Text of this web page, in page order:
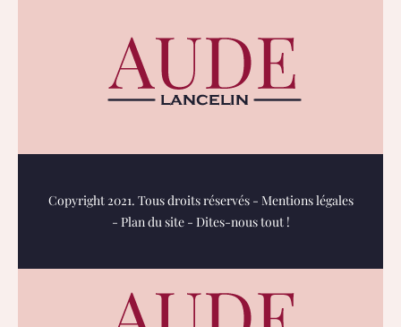
Copyright 2021. Tous droits réservés - Mentions légales
- Plan du site- Dites-nous tout !